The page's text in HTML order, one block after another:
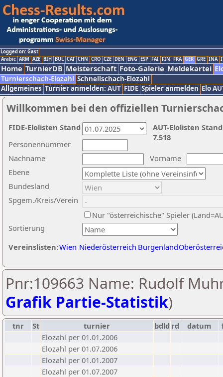
Logged on: Gast
Arabic ARM AZE BIH BUL CAT CHN CRO CZE DEN ENG ESP FAI FIN FRA GER GRE INA
Home TurnierDB Meisterschaft Foto-Galerie Meldekartei
Turnierschach-Elozahl Schnellschach-Elozahl
Allgemeines Turnier anmelden: AUT FIDE Spieler anmelden Elo
Willkommen bei den offiziellen
Nachname
Vorname
Ebene
Sortierung
Personennummer
Bundesland
Spgem./Kreis/Verein
Nur "österreichische" Spieler
Vereinslisten:Wien Niederösterreich Burgenland
AUT-Elolisten
7.518
FIDE-Elolisten Stand
Pnr:109663 Name: Rudolf
Grafik Partie-Statistik)
tnr St turnier bdld rd datum
Elozahl per 01.01.2006
Elozahl per 01.07.2006
Elozahl per 01.01.2007
Elozahl per 01.07.2007